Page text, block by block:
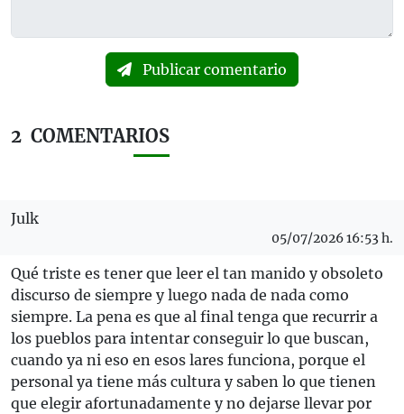
Publicar comentario
2 COMENTARIOS
Julk
05/07/2026 16:53 h.
Qué triste es tener que leer el tan manido y obsoleto
discurso de siempre y luego nada de nada como
siempre. La pena es que al final tenga que recurrir a
los pueblos para intentar conseguir lo que buscan,
cuando ya ni eso en esos lares funciona, porque el
personal ya tiene más cultura y saben lo que tienen
que elegir afortunadamente y no dejarse llevar por